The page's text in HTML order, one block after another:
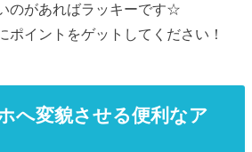
のがあればラッキーです☆
ポイントをゲットしてください！
へ変貌させる便利なア